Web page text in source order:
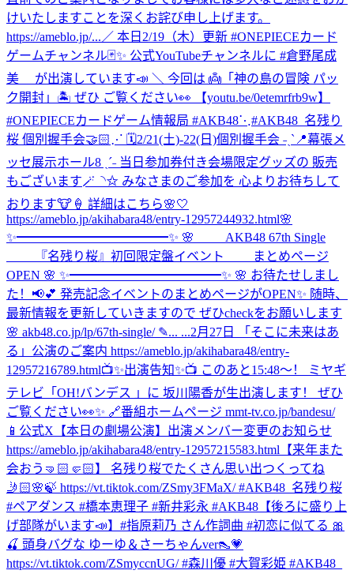
けいたしますことを深くお詫び申し上げます。
https://ameblo.jp/... ／ 本日2/19（木）更新 #ONEPIECEカード
ゲームチャンネル🃏✨ 公式YouTubeチャンネルに #倉野尾成
美 が出演しています📣 ＼ 今回は 👼「神の島の冒険 パッ
ク開封」🏝️ ぜひ ご覧ください👀 【youtu.be/0etemrfrb9w】
#ONEPIECEカードゲーム情報局 #AKB48⋱#AKB48_名残り
桜 個別握手会🤝🏻⋰ 🗓️2/21(土)-22(日)個別握手会 ˗ˏˋ📍幕張メ
ッセ展示ホール8 ˎˊ˗ 当日参加券付き会場限定グッズの 販売
もございます🪄◝✩ みなさまのご参加を 心よりお待ちして
おります🐮🍦 詳細はこちら🌸🤍
https://ameblo.jp/akihabara48/entry-12957244932.html🌸
✨━━━━━━━━━━━━✨ 🌸 AKB48 67th Single
『名残り桜』初回限定盤イベント まとめページ
OPEN 🌸 ✨━━━━━━━━━━━━✨ 🌸 お待たせしまし
た！📢💕 発売記念イベントのまとめページがOPEN✨ 随時、
最新情報を更新していきますので ぜひcheckをお願いします
🌸 akb48.co.jp/lp/67th-single/ ✎... ...2月27日 「そこに未来はあ
る」公演のご案内 https://ameblo.jp/akihabara48/entry-
12957216789.html📺✨出演告知✨📺 このあと15:48〜！ ミヤギ
テレビ「OH!バンデス 」に 坂川陽香が生出演します！ ぜひ
ご覧ください👀✨ 🔗番組ホームページ mmt-tv.co.jp/bandesu/
📱公式X 【本日の劇場公演】出演メンバー変更のお知らせ
https://ameblo.jp/akihabara48/entry-12957215583.html 【来年また
会おう🤜🏻🤛🏻】 名残り桜でたくさん思い出つくってね
🤳🏻🌸🍃 https://vt.tiktok.com/ZSmy3FMaX/ #AKB48_名残り桜
#ペアダンス #橋本恵理子 #新井彩永 #AKB48 【後ろに盛り上
げ部隊がいます📣】#指原莉乃 さん作詞曲 #初恋に似てる 🎀
🍒 頭身バグな ゆーゆ＆さーちゃんver👠💗
https://vt.tiktok.com/ZSmyccnUG/ #森川優 #大賀彩姫 #AKB48_